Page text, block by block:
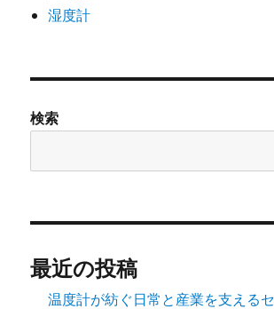
湿度計
検索
最近の投稿
温度計が紡ぐ日常と産業を支える